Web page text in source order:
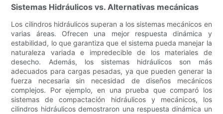
Sistemas Hidráulicos vs. Alternativas mecánicas
Los cilindros hidráulicos superan a los sistemas mecánicos en
varias áreas. Ofrecen una mejor respuesta dinámica y
estabilidad, lo que garantiza que el sistema pueda manejar la
naturaleza variada e impredecible de los materiales de
desecho. Además, los sistemas hidráulicos son más
adecuados para cargas pesadas, ya que pueden generar la
fuerza necesaria sin necesidad de diseños mecánicos
complejos. Por ejemplo, en una prueba que comparó los
sistemas de compactación hidráulicos y mecánicos, los
cilindros hidráulicos demostraron una respuesta dinámica un